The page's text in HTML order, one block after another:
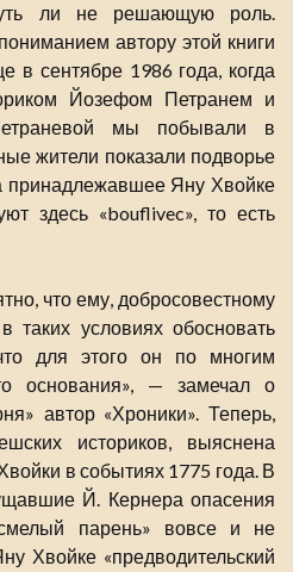
ли не решающую роль.
автору этой книги
в сентябре 1986 года, когда
Йозефом Петранем и
мы побывали в
жители показали подворье
принадлежавшее Яну Хвойке
здесь «bouflivec», то есть
что ему, добросовестному
таких условиях обосновать
для этого он по многим
основания», — замечал о
автор «Хроники». Теперь,
историков, выяснена
в событиях 1775 года. В
Й. Кернера опасения
парень» вовсе и не
Хвойке «предводительский